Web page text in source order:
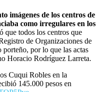
imágenes de los centros de
como irregulares en los
que todos los centros que
de Organizaciones de
por lo que las actas
Horacio Rodríguez Larreta.
Cuqui Robles en la
145.000 pesos en